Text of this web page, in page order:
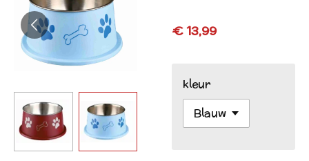
€ 13,99
kleur